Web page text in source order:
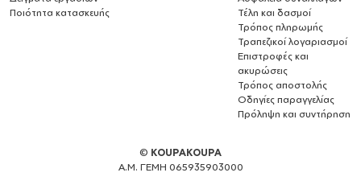
Ποιότητα κατασκευής
Τέλη και δασμοί
Τρόπος πληρωμής
Τραπεζικοί λογαριασμοί
Επιστροφές και
ακυρώσεις
Τρόπος αποστολής
Οδηγίες παραγγελίας
Πρόληψη και συντήρηση
© KOUPAKOUPA
Α.Μ. ΓΕΜΗ 065935903000